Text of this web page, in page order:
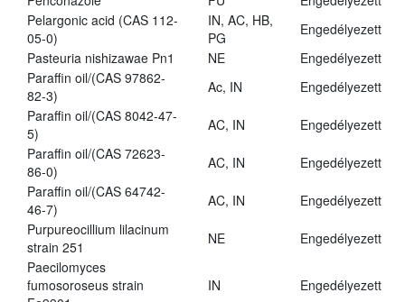
Pelargonic acid (CAS 112-
05-0)
IN, AC, HB,
PG
Engedélyezett
Pasteuria nishizawae Pn1
NE
Engedélyezett
Paraffin oil/(CAS 97862-
82-3)
Ac, IN
Engedélyezett
Paraffin oil/(CAS 8042-47-
5)
AC, IN
Engedélyezett
Paraffin oil/(CAS 72623-
86-0)
AC, IN
Engedélyezett
Paraffin oil/(CAS 64742-
46-7)
AC, IN
Engedélyezett
Purpureocillium lilacinum
strain 251
NE
Engedélyezett
Paecilomyces
fumosoroseus strain
IN Engedélyezett